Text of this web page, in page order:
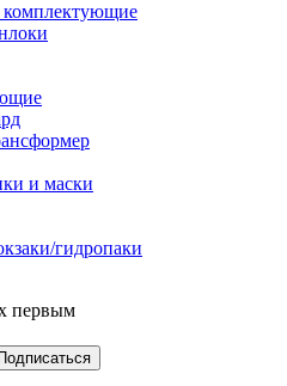
и маски
гидропаки
первым